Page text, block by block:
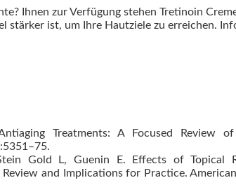
Ihnen zur Verfügung stehen Tretinoin
ist, um Ihre Hautziele zu erreichen.
Treatments: A Focused Review
Gold L, Guenin E. Effects of Topical
and Implications for Practice.